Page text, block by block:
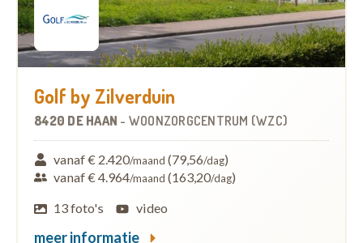
Golf by Zilverduin
8420 DE HAAN - WOONZORGCENTRUM (WZC)
vanaf € 2.420/maand (79,56/dag)
vanaf € 4.964/maand (163,20/dag)
13 foto's
video
meer informatie